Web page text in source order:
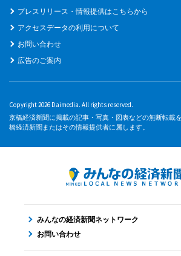
プレスリリース・情報提供はこちらから
アクセスデータの利用について
お問い合わせ
広告のご案内
Copyright 2026 Daimedia. All rights reserved.
京橋経済新聞に掲載の記事・写真・図表などの無断転載
橋経済新聞またはその情報提供者に属します。
みんなの経済新聞ネットワーク
お問い合わせ